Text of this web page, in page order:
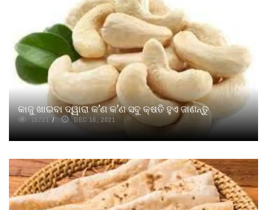
କାଜୁ ଖାଇବା ଦ୍ୱାରା କ’ଣ କ’ଣ ସବୁ କ୍ଷତି ହୁଏ ଜାଣନ୍ତୁ
15721 DEC 16, 2021